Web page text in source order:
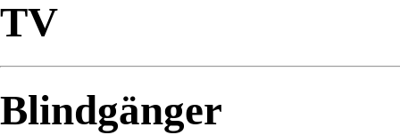
TV
Blindgänger